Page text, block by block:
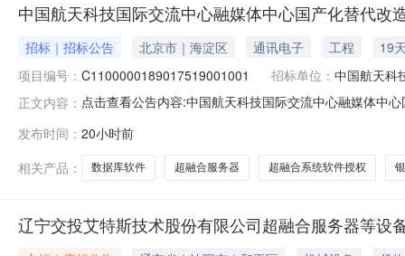
中国航天科技国际交流中心融媒体中心国产化替代改
招标｜招标公告 北京市｜海淀区 通讯电子 工程
19
项目编号： C1100000189017519001001 招标单位： 中国航天科
正文内容： 点击查看公告内容:中国航天科技国际交流中心融媒体中
发布时间： 20小时前
相关产品：
数据库软件 超融合服务器 超融合系统软件授权
辽宁交投艾特斯技术股份有限公司超融合服务器等设